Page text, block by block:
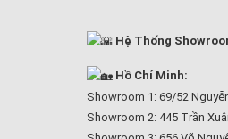
Hệ Thống
Hồ Chí Minh:
Showroom 1: 69/52
Showroom 2: 445 Trần